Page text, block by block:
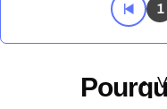
Aretha and
De Romain
De Eric
1